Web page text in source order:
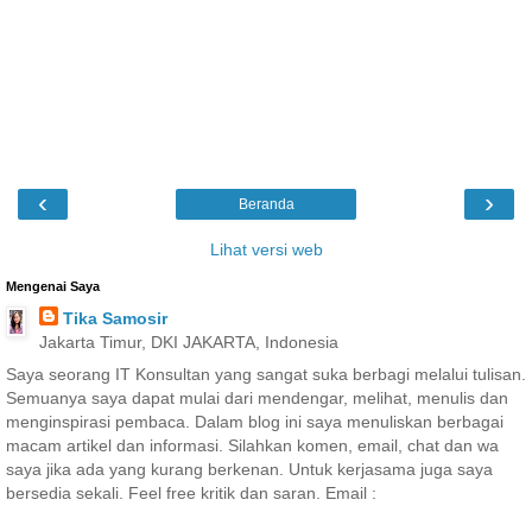
‹ ›
Beranda
Lihat versi web
Mengenai Saya
Tika Samosir
Jakarta Timur, DKI JAKARTA, Indonesia
Saya seorang IT Konsultan yang sangat suka berbagi melalui tulisan.
Semuanya saya dapat mulai dari mendengar, melihat, menulis dan
menginspirasi pembaca. Dalam blog ini saya menuliskan berbagai
macam artikel dan informasi. Silahkan komen, email, chat dan wa
saya jika ada yang kurang berkenan. Untuk kerjasama juga saya
bersedia sekali. Feel free kritik dan saran. Email :